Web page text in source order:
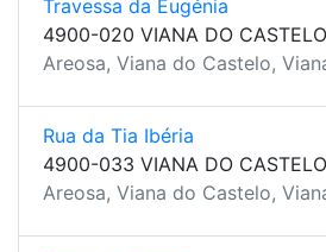
Travessa da Eugénia
4900-020 VIANA DO CASTELO
Areosa, Viana do Castelo,
Rua da Tia Ibéria
4900-033 VIANA DO CASTELO
Areosa, Viana do Castelo,